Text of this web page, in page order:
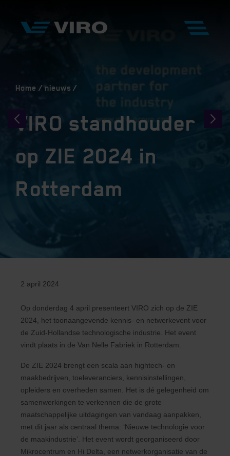
Home nieuws
VIRO standhouder
op ZIE 2024 in
Rotterdam
2 april 2024
Op donderdag 4 april presenteert VIRO zich op de ZIE
2024, het toonaangevende kennis- en netwerkevent voor
de Zuid-Hollandse technologische industrie. Het event
vindt plaats in de Van Nelle Fabriek in Rotterdam.
De ZIE 2024 brengt een scala aan hightech- en
maakbedrijven, toeleveranciers, kennisinstellingen,
opleiders en overheden samen. Het is dé gelegenheid om
samenwerkingen te verkennen die de grote
maatschappelijke uitdagingen van vandaag aanpakken,
met dit jaar als centraal thema: ‘Nieuwe technologie voor
de maakindustrie’. Het event wordt georganiseerd door
Mikrocentrum en Hi Delta, een netwerkorganisatie van de